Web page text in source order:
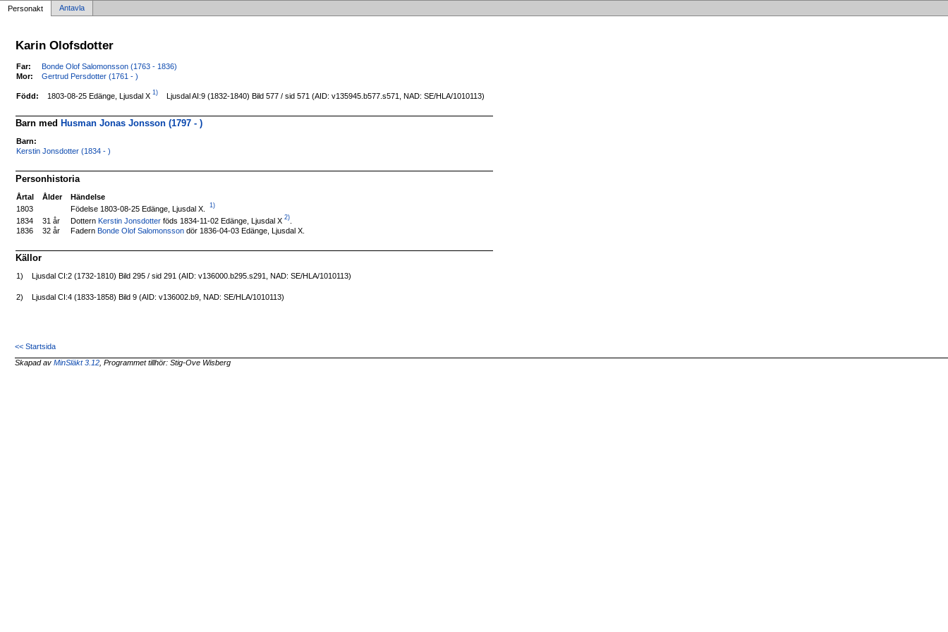
Personakt Antavla
Karin Olofsdotter
Far:
Bonde Olof Salomonsson (1763 - 1836)
Mor:
Gertrud Persdotter (1761 - )
Född: 1803-08-25 Edänge, Ljusdal X 1) Ljusdal AI:9 (1832-1840) Bild 577 / sid 571 (AID: v135945.b577.s571, NAD: SE/HLA/1010113)
Barn med Husman Jonas Jonsson (1797 - )
Barn:
Kerstin Jonsdotter (1834 - )
Personhistoria
Årtal Ålder
Händelse
1803
Födelse 1803-08-25 Edänge, Ljusdal X. 1)
1834 31 år DotternKerstin Jonsdotter föds 1834-11-02 Edänge, Ljusdal X 2)
1836
32 år FadernBonde Olof Salomonsson dör 1836-04-03 Edänge, Ljusdal X.
Källor
1) Ljusdal CI:2 (1732-1810) Bild 295 / sid 291 (AID: v136000.b295.s291, NAD: SE/HLA/1010113)
2) Ljusdal CI:4 (1833-1858) Bild 9 (AID: v136002.b9, NAD: SE/HLA/1010113)
<< Startsida
Skapad avMinSläkt 3.12 , Programmet tillhör: Stig-Ove Wisberg